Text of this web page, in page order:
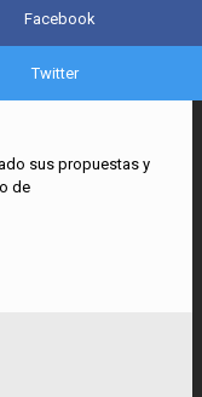
y charlas
en un
locales,
sus propuestas y
de
Facebook
Twitter